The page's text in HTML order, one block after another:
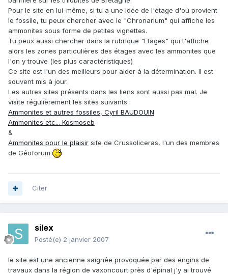
Pour le site en lui-même, si tu a une idée de l'étage d'où provient
le fossile, tu peux chercher avec le "Chronarium" qui affiche les
ammonites sous forme de petites vignettes.
Tu peux aussi chercher dans la rubrique "Etages" qui t'affiche
alors les zones particulières des étages avec les ammonites que
l'on y trouve (les plus caractéristiques)
Ce site est l'un des meilleurs pour aider à la détermination. Il est
souvent mis à jour.
Les autres sites présents dans les liens sont aussi pas mal. Je
visite régulièrement les sites suivants :
Ammonites et autres fossiles, Cyril BAUDOUIN
Ammonites etc... Kosmoseb
&
Ammonites pour le plaisir site de Crussoliceras, l'un des membres
de Géoforum
Citer
silex
Posté(e) 2 janvier 2007
le site est une ancienne saignée provoquée par des engins de
travaux dans la région de vaxoncourt près d'épinal j'y ai trouvé